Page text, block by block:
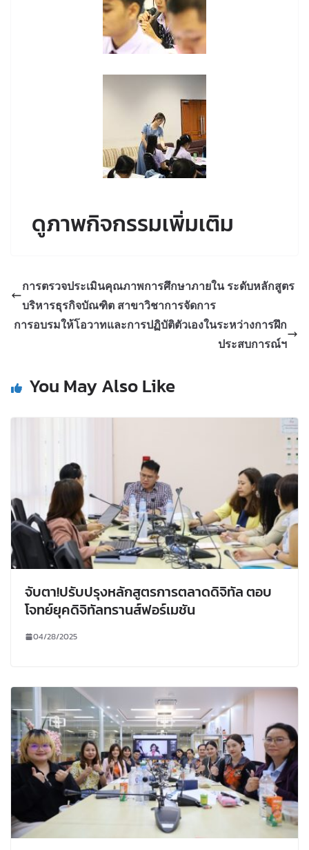
ดูภาพกิจกรรมเพิ่มเติม
การตรวจประเมินคุณภาพการศึกษาภายใน ระดับหลักสูตร
บริหารธุรกิจบัณฑิต สาขาวิชาการจัดการ
การอบรมให้โอวาทและการปฏิบัติตัวเองในระหว่างการฝึก
ประสบการณ์ฯ
You May Also Like
จับตา!ปรับปรุงหลักสูตรการตลาดดิจิทัล ตอบ
โจทย์ยุคดิจิทัลทรานส์ฟอร์เมชัน
04/28/2025